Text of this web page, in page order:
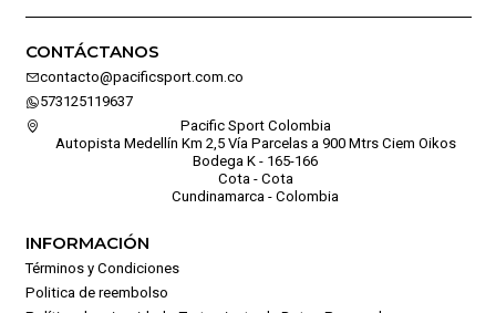
CONTÁCTANOS
contacto@pacificsport.com.co
573125119637
Pacific Sport Colombia
Autopista Medellín Km 2,5 Vía Parcelas a 900 Mtrs Ciem Oikos
Bodega K - 165-166
Cota - Cota
Cundinamarca - Colombia
INFORMACIÓN
Términos y Condiciones
Politica de reembolso